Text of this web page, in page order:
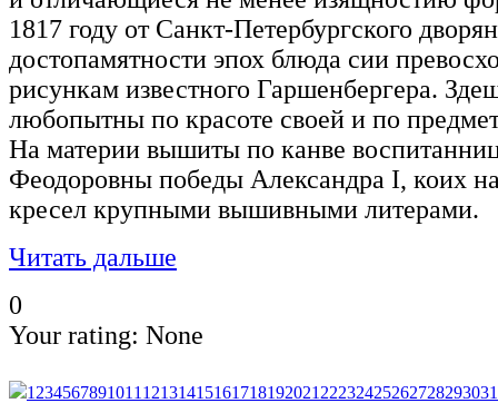
1817 году от Санкт-Петербургского
достопамятности эпох блюда сии
рисункам известного Гаршенбергера.
любопытны по красоте своей и по
На материи вышиты по канве
Феодоровны победы Александра I, коих
кресел крупными вышивными литерами.
Читать дальше
0
Your rating: None
1 234567891011 12131415161718192021 22232425262728293031